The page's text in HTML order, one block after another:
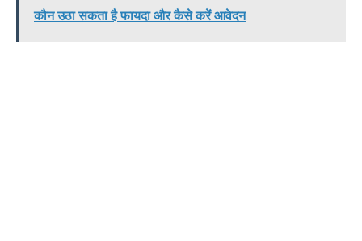
कौन उठा सकता है फायदा और कैसे करें आवेदन